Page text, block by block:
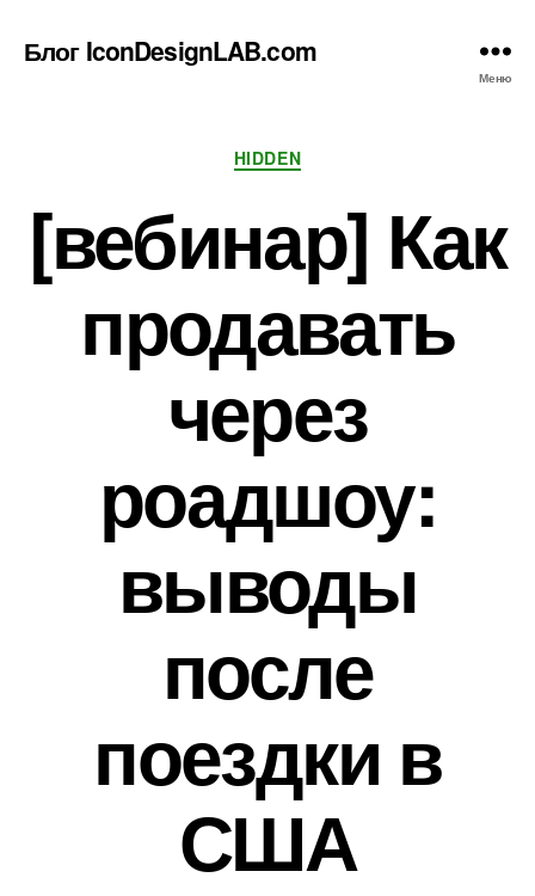
Блог IconDesignLAB.com
Меню
Рубрики
HIDDEN
[вебинар] Как
продавать
через
роадшоу:
выводы
после
поездки в
США